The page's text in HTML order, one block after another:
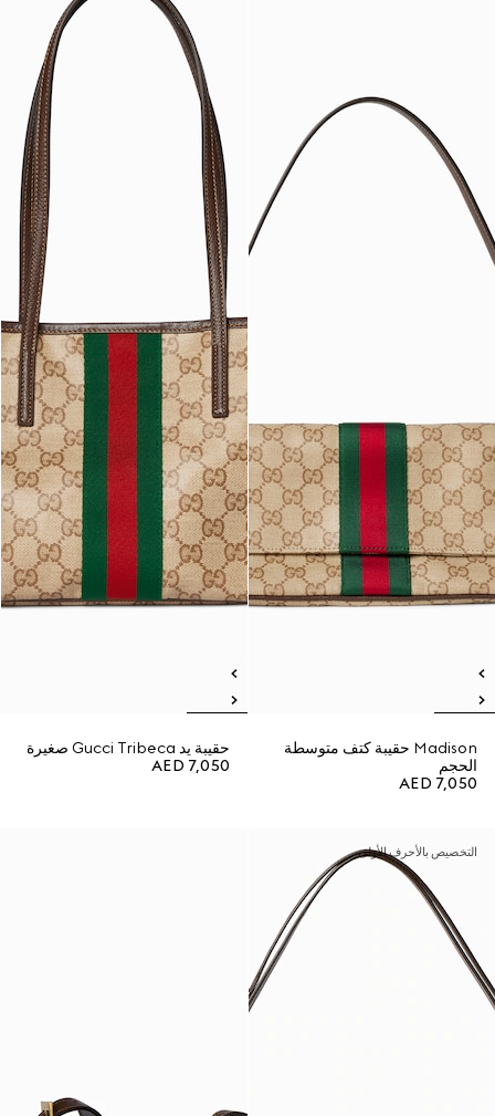
Madison حقيبة كتف متوسطة
الحجم
AED 7,050
حقيبة يد Gucci Tribeca صغيرة
AED 7,050
التخصيص بالأحرف الأولى